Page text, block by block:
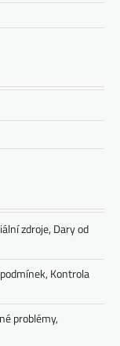
zdroje, Dary od
Kontrola
problémy,